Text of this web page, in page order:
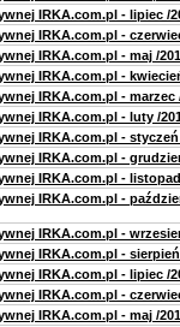
IRKA.com.pl - lipiec /
IRKA.com.pl -
IRKA.com.pl - maj /
IRKA.com.pl -
IRKA.com.pl - marzec
IRKA.com.pl - luty /
IRKA.com.pl - styczeń
IRKA.com.pl -
IRKA.com.pl - listopad
IRKA.com.pl -
IRKA.com.pl -
IRKA.com.pl - sierpień
IRKA.com.pl - lipiec /
IRKA.com.pl -
IRKA.com.pl - maj /